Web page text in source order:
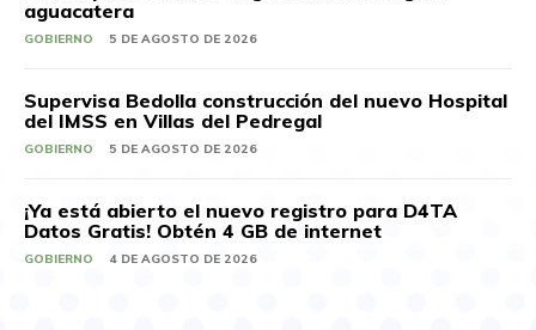
aguacatera
GOBIERNO 5 DE AGOSTO DE 2026
Supervisa Bedolla construcción del nuevo Hospital
del IMSS en Villas del Pedregal
GOBIERNO 5 DE AGOSTO DE 2026
¡Ya está abierto el nuevo registro para D4TA
Datos Gratis! Obtén 4 GB de internet
GOBIERNO 4 DE AGOSTO DE 2026